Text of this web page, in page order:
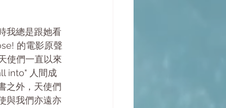
我總是跟她看
的電影原聲
使們一直以來
into" 人間成
之外，天使們
與我們亦遠亦